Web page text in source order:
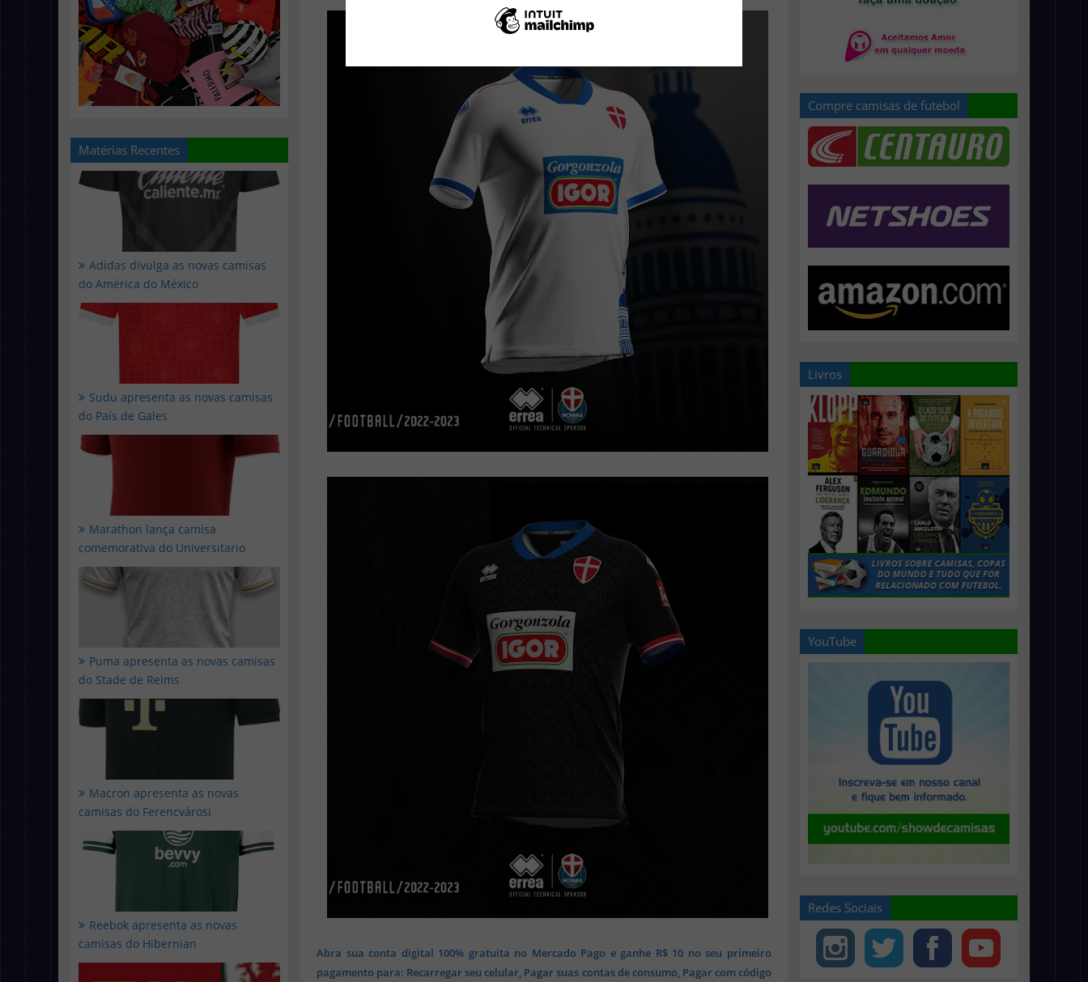
Matérias Recentes
Adidas divulga as novas camisas
do América do México
Sudu apresenta as novas camisas
do País de Gales
Marathon lança camisa
comemorativa do Universitario
Puma apresenta as novas camisas
do Stade de Reims
Macron apresenta as novas
camisas do Ferencvárosi
Reebok apresenta as novas
camisas do Hibernian
Abra sua conta digital 100% gratuita no Mercado Pago e ganhe R$ 10 no seu primeiro
pagamento para: Recarregar seu celular, Pagar suas contas de consumo, Pagar com código
Compre camisas de futebol
Livros
YouTube
Redes Sociais